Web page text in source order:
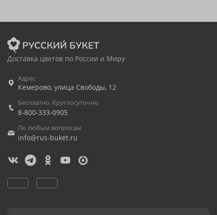
Доставка цветов по России и Миру
Адрес
Кемерово, улица Свободы, 12
Бесплатно. Круглосуточно
8-800-333-0905
По любым вопросам
info@rus-buket.ru